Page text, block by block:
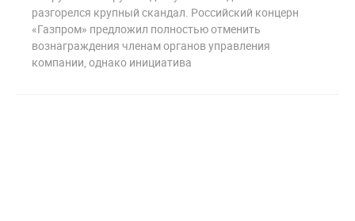
разгорелся крупный скандал. Российский концерн
«Газпром» предложил полностью отменить
вознаграждения членам органов управления
компании, однако инициатива